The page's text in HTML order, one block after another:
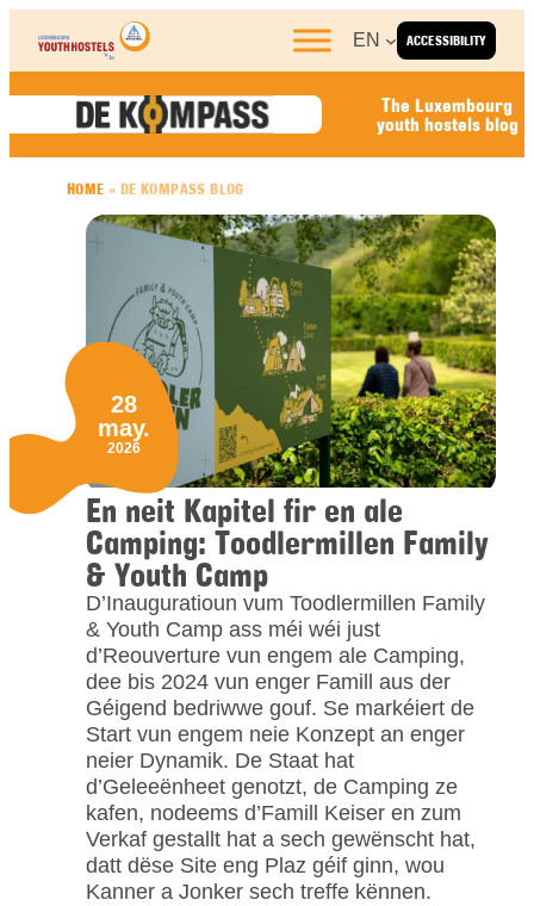
Skip to content
ACCESSIBILITY
EN
The Luxembourg
youth hostels blog
HOME » DE KOMPASS BLOG
En neit Kapitel fir en ale
Camping: Toodlermillen Family
& Youth Camp
D’Inauguratioun vum Toodlermillen Family
& Youth Camp ass méi wéi just
d’Reouverture vun engem ale Camping,
dee bis 2024 vun enger Famill aus der
Géigend bedriwwe gouf. Se markéiert de
Start vun engem neie Konzept an enger
neier Dynamik. De Staat hat
d’Geleeënheet genotzt, de Camping ze
kafen, nodeems d’Famill Keiser en zum
Verkaf gestallt hat a sech gewënscht hat,
datt dëse Site eng Plaz géif ginn, wou
Kanner a Jonker sech treffe kënnen.
28
may.
2026